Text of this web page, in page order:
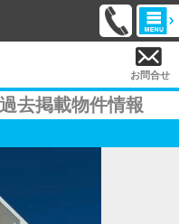
お問合せ
去掲載物件情報